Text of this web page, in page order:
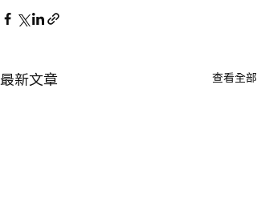
最新文章 查看全部